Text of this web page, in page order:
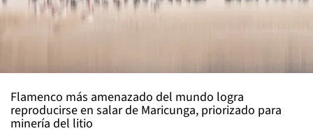
Flamenco más amenazado del mundo logra
reproducirse en salar de Maricunga, priorizado para
minería del litio